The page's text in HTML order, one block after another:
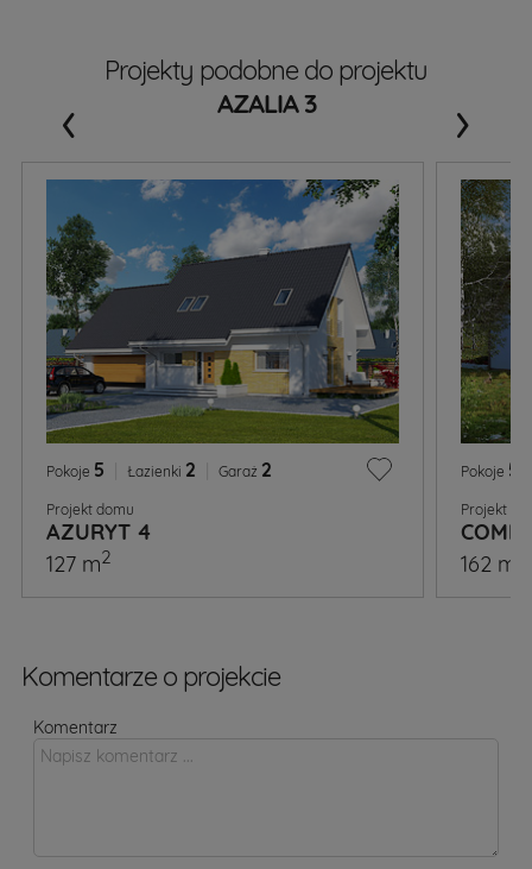
Projekty podobne do projektu
AZALIA 3
Pokoje 5 Łazienki 2 Garaż 2
Projekt domu
AZURYT 4
127 m2
Pokoje 5
Projekt
162 m
‹ ›
Komentarze o projekcie
Komentarz